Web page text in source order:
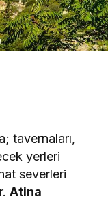
tavernaları,
yerleri
severleri
Atina